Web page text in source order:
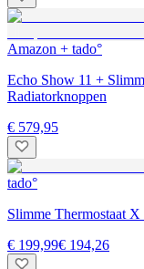
Amazon + tado°
Echo Show 11 +
Radiatorknoppen
€ 579,95
tado°
Slimme Thermostaat X
€ 199,99€ 194,26